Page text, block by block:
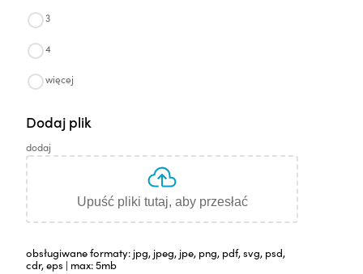
3
4
więcej
Dodaj plik
dodaj
Upuść pliki tutaj, aby przesłać
obsługiwane formaty: jpg, jpeg, jpe, png, pdf, svg, psd,
cdr, eps | max: 5mb